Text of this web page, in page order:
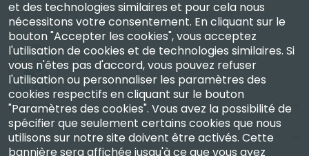
d'instruments de mesure de haute précision.
Entreprise
Compte
et des technologies similaires et pour cela nous
nécessitons votre consentement. En cliquant sur le
bouton "Accepter les cookies", vous acceptez
l'utilisation de cookies et de technologies similaires. Si
vous n'êtes pas d'accord, vous pouvez refuser
l'utilisation ou personnaliser les paramètres des
cookies respectifs en cliquant sur le bouton
"Paramètres des cookies". Vous avez la possibilité de
spécifier que seulement certains cookies que nous
utilisons sur notre site doivent être activés. Cette
bannière sera affichée jusqu'à ce que vous ayez